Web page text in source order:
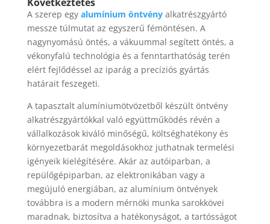
A szerep egy alumínium öntvény alkatrészgyártó
messze túlmutat az egyszerű fémöntésen. A
nagynyomású öntés, a vákuummal segített öntés, a
vékonyfalú technológia és a fenntarthatóság terén
elért fejlődéssel az iparág a precíziós gyártás
határait feszegeti.
A tapasztalt alumíniumötvözetből készült öntvény
alkatrészgyártókkal való együttműködés révén a
vállalkozások kiváló minőségű, költséghatékony és
környezetbarát megoldásokhoz juthatnak termelési
igényeik kielégítésére. Akár az autóiparban, a
repülőgépiparban, az elektronikában vagy a
megújuló energiában, az alumínium öntvények
továbbra is a modern mérnöki munka sarokkövei
maradnak, biztosítva a hatékonyságot, a tartósságot